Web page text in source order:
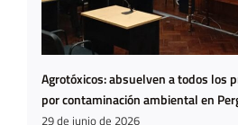
Agrotóxicos: absuelven a todos los
por contaminación ambiental en
29 de junio de 2026